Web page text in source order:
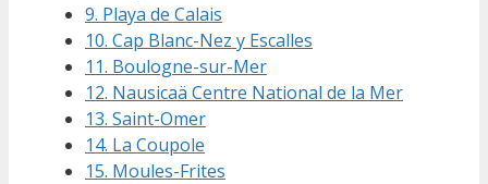
9. Playa de Calais
10. Cap Blanc-Nez y Escalles
11. Boulogne-sur-Mer
12. Nausicaä Centre National de la Mer
13. Saint-Omer
14. La Coupole
15. Moules-Frites